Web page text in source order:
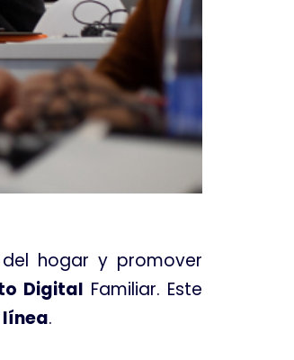
hogar y promover
Digital Familiar. Este
.